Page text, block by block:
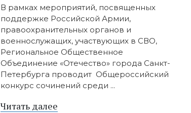
В рамках мероприятий, посвященных
поддержке Российской Армии,
правоохранительных органов и
военнослужащих, участвующих в СВО,
Региональное Общественное
Объединение «Отечество» города Санкт-
Петербурга проводит Общероссийский
конкурс сочинений среди ...
Читать далее